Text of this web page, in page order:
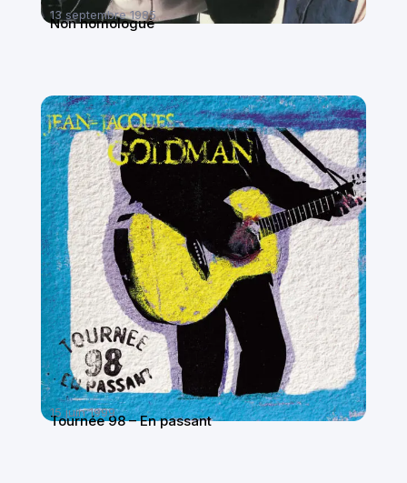
Non homologué
13 septembre 1985
Tournée 98 – En passant
15 juin 1999